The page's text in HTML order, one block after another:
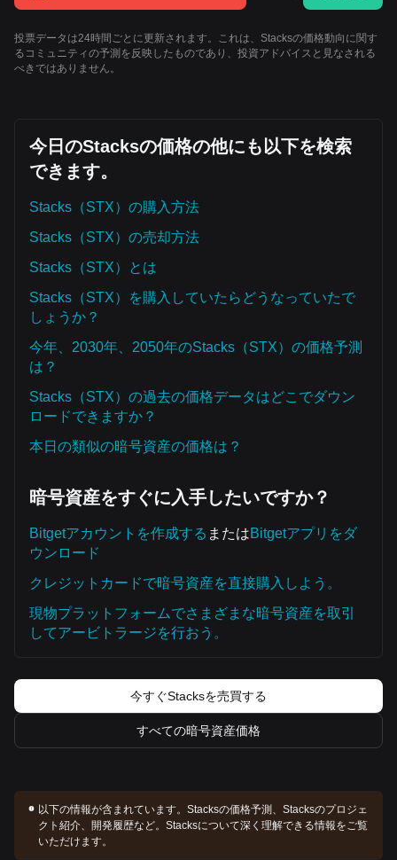
投票データは24時間ごとに更新されます。これは、Stacksの価格動向に関す
るコミュニティの予測を反映したものであり、投資アドバイスと見なされる
べきではありません。
今日のStacksの価格の他にも以下を検索
できます。
Stacks（STX）の購入方法
Stacks（STX）の売却方法
Stacks（STX）とは
Stacks（STX）を購入していたらどうなっていたで
しょうか？
今年、2030年、2050年のStacks（STX）の価格予測
は？
Stacks（STX）の過去の価格データはどこでダウン
ロードできますか？
本日の類似の暗号資産の価格は？
暗号資産をすぐに入手したいですか？
Bitgetアカウントを作成する またはBitgetアプリをダ
ウンロード
クレジットカードで暗号資産を直接購入しよう。
現物プラットフォームでさまざまな暗号資産を取引
してアービトラージを行おう。
今すぐStacksを売買する
すべての暗号資産価格
以下の情報が含まれています。Stacksの価格予測、Stacksのプロジェ
クト紹介、開発履歴など。Stacksについて深く理解できる情報をご覧
いただけます。